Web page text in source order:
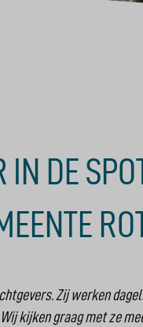
IN DE
Zij werken
kijken graag met ze